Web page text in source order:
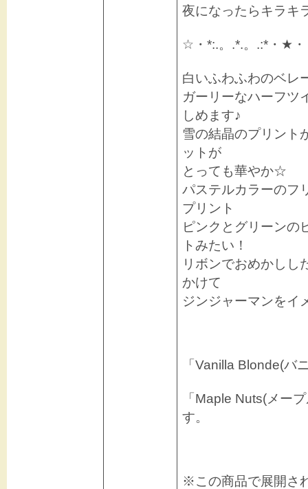
夜になったらキラキ
☆・*:.。.*.。.:*・★
白いふわふわのベレ
ガーリーなハーフツ
しめます♪
雪の結晶のプリント
ットが
とっても華やか☆
パステルカラーのフ
プリント
ピンクとグリーンの
トみたい！
リボンでおめかしし
かけて
ジンジャーマンをイ
「Vanilla Blonde(バ
「Maple Nuts(メー
す。
※この商品で展開さ